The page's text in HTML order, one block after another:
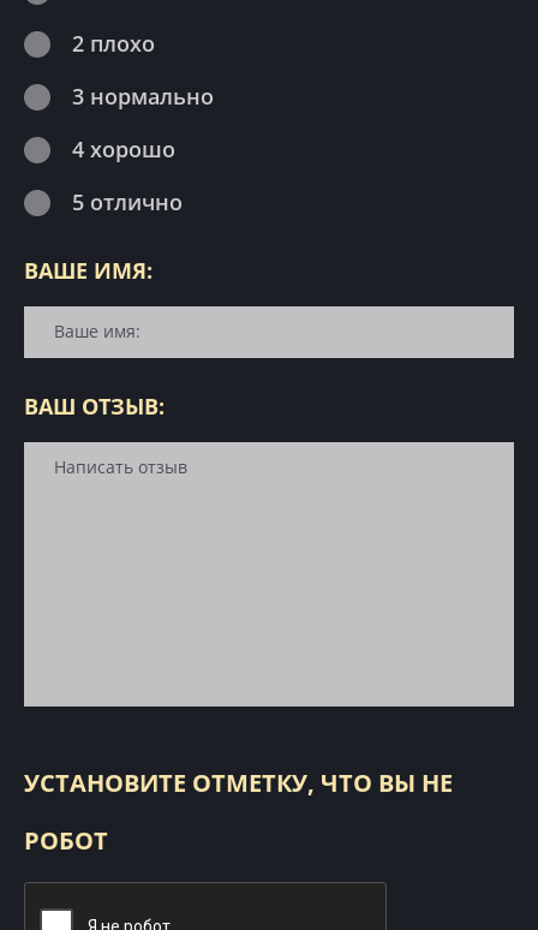
2 плохо
3 нормально
4 хорошо
5 отлично
ВАШЕ ИМЯ:
ВАШ ОТЗЫВ:
УСТАНОВИТЕ ОТМЕТКУ, ЧТО ВЫ НЕ
РОБОТ